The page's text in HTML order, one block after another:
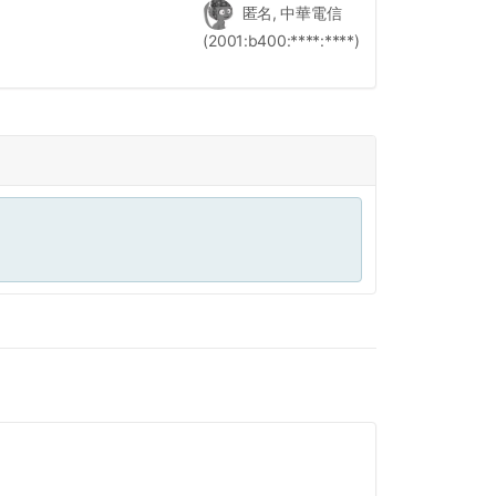
匿名, 中華電信
(2001:b400:****:****)